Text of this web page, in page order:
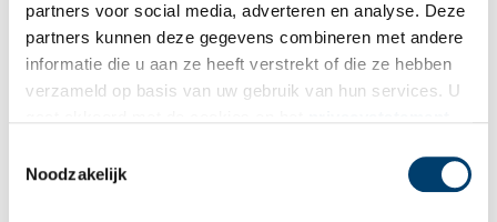
partners voor social media, adverteren en analyse. Deze
partners kunnen deze gegevens combineren met andere
informatie die u aan ze heeft verstrekt of die ze hebben
verzameld op basis van uw gebruik van hun services. U
Noodzakelijk
Ontvang de nieuwsbrief
Wilt u op de hoogte blijven van de mooiste verhalen en het
laatste erfgoednieuws? Schrijf u dan nu in voor onze